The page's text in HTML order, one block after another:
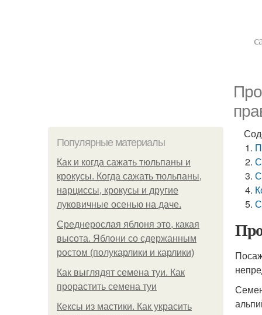
Популярные материалы
Как и когда сажать тюльпаны и
крокусы. Когда сажать тюльпаны,
нарциссы, крокусы и другие
луковичные осенью на даче.
Среднерослая яблоня это, какая
высота. Яблони со сдержанным
ростом (полукарлики и карлики)
Как выглядят семена туи. Как
прорастить семена туи
Кексы из мастики. Как украсить